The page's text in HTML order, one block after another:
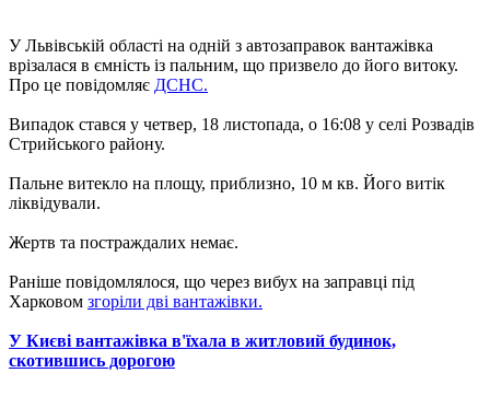
У Львівській області на одній з автозаправок вантажівка
врізалася в ємність із пальним, що призвело до його витоку.
Про це повідомляє ДСНС.
Випадок стався у четвер, 18 листопада, о 16:08 у селі Розвадів
Стрийського району.
Пальне витекло на площу, приблизно, 10 м кв. Його витік
ліквідували.
Жертв та постраждалих немає.
Раніше повідомлялося, що через вибух на заправці під
Харковом згоріли дві вантажівки.
У Києві вантажівка в'їхала в житловий будинок,
скотившись дорогою